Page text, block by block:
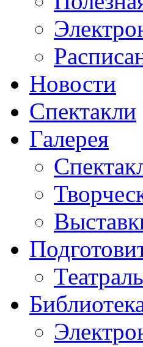
Новости
Спектакли
Галерея